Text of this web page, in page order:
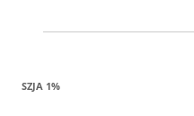
SZJA 1%